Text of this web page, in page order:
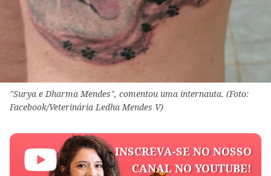
"Surya e Dharma Mendes", comentou uma internauta. (Foto:
Facebook/Veterinária Ledha Mendes V)
INSCREVA-SE NO NOSSO
CANAL NO YOUTUBE!